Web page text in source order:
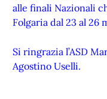
alle finali Nazionali
Folgaria dal 23 al 26
Si ringrazia l’ASD
Agostino Uselli.